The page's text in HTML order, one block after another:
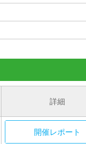
詳細
開催レポート